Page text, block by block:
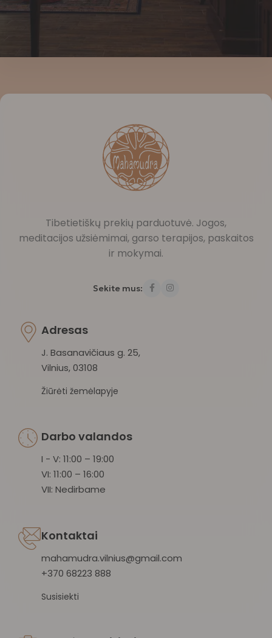
Tibetietiškų prekių parduotuvė. Jogos,
meditacijos užsiėmimai, garso terapijos, paskaitos
ir mokymai.
Sekite mus:
Adresas
J. Basanavičiaus g. 25,
Vilnius, 03108
Žiūrėti žemėlapyje
Darbo valandos
I - V: 11:00 – 19:00
VI: 11:00 – 16:00
VII: Nedirbame
Kontaktai
mahamudra.vilnius@gmail.com
+370 68223 888
Susisiekti